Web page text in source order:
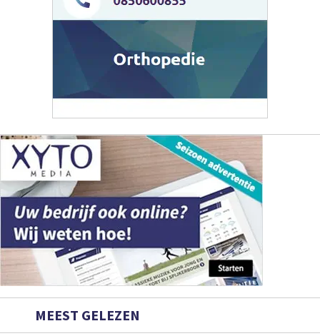
MEEST GELEZEN